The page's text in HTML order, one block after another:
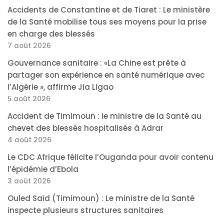
Accidents de Constantine et de Tiaret : Le ministère
de la Santé mobilise tous ses moyens pour la prise
en charge des blessés
7 août 2026
Gouvernance sanitaire : «La Chine est prête à
partager son expérience en santé numérique avec
l’Algérie », affirme Jia Ligao
5 août 2026
Accident de Timimoun : le ministre de la Santé au
chevet des blessés hospitalisés à Adrar
4 août 2026
Le CDC Afrique félicite l’Ouganda pour avoir contenu
l’épidémie d’Ebola
3 août 2026
Ouled Saïd (Timimoun) : Le ministre de la Santé
inspecte plusieurs structures sanitaires